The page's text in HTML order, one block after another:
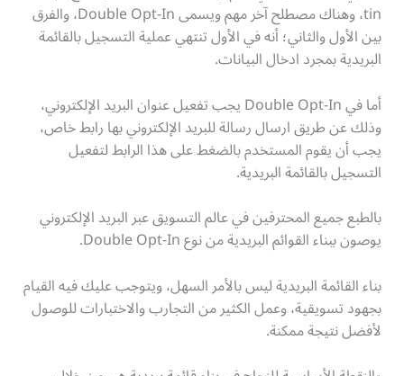
tin، وهناك مصطلح آخر مهم ويسمى Double Opt-In، والفرق
بين الأول والثاني؛ أنه في الأول تنتهي عملية التسجيل بالقائمة
البريدية بمجرد ادخال البيانات.
أما في Double Opt-In يجب تفعيل عنوان البريد الإلكتروني،
وذلك عن طريق ارسال رسالة للبريد الإلكتروني بها رابط خاص،
يجب أن يقوم المستخدم بالضغط على هذا الرابط لتفعيل
التسجيل بالقائمة البريدية.
بالطبع جميع المحترفين في عالم التسويق عبر البريد الإلكتروني
يوصون ببناء القوائم البريدية من نوع Double Opt-In.
بناء القائمة البريدية ليس بالأمر السهل، ويتوجب عليك فيه القيام
بجهود تسويقية، وعمل الكثير من التجارب والاختبارات للوصول
لأفضل نتيجة ممكنة.